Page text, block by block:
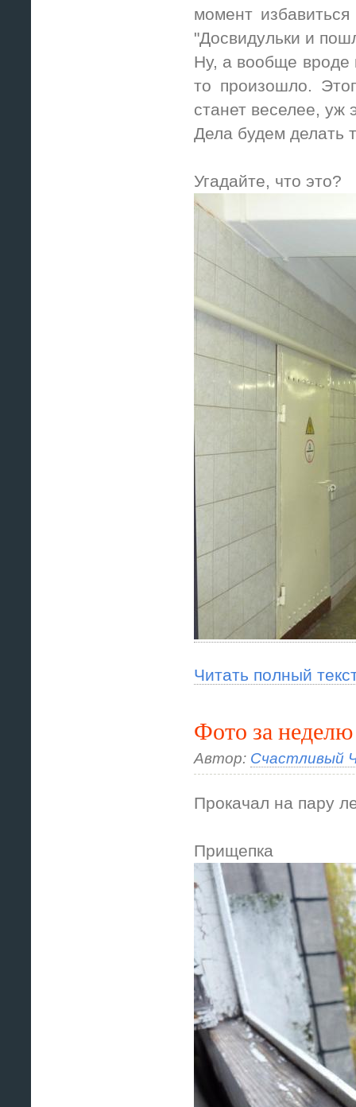
момент
"Досвидульки и
Ну, а вообще вроде
то произошло.
станет веселее, уж
Дела будем делать
Угадайте, что это?
Читать полный
Фото за неделю
Автор: Счастливый
Прокачал на пару
Прищепка